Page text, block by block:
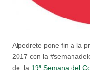
Alpedrete pone fin a la
2017 con la
de la 19ª Semana del